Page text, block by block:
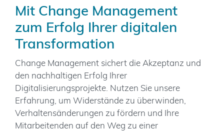
Mit Change Management
zum Erfolg Ihrer digitalen
Transformation
Change Management sichert die Akzeptanz und
den nachhaltigen Erfolg Ihrer
Digitalisierungsprojekte. Nutzen Sie unsere
Erfahrung, um Widerstände zu überwinden,
Verhaltensänderungen zu fördern und Ihre
Mitarbeitenden auf den Weg zu einer